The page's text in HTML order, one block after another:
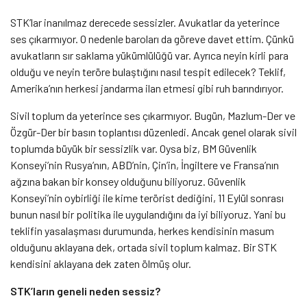
STK’lar inanılmaz derecede sessizler. Avukatlar da yeterince
ses çıkarmıyor. O nedenle baroları da göreve davet ettim. Çünkü
avukatların sır saklama yükümlülüğü var. Ayrıca neyin kirli para
olduğu ve neyin teröre bulaştığını nasıl tespit edilecek? Teklif,
Amerika’nın herkesi jandarma ilan etmesi gibi ruh barındırıyor.
Sivil toplum da yeterince ses çıkarmıyor. Bugün, Mazlum-Der ve
Özgür-Der bir basın toplantısı düzenledi. Ancak genel olarak sivil
toplumda büyük bir sessizlik var. Oysa biz, BM Güvenlik
Konseyi’nin Rusya’nın, ABD’nin, Çin’in, İngiltere ve Fransa’nın
ağzına bakan bir konsey olduğunu biliyoruz. Güvenlik
Konseyi’nin oybirliği ile kime terörist dediğini, 11 Eylül sonrası
bunun nasıl bir politika ile uygulandığını da iyi biliyoruz. Yani bu
teklifin yasalaşması durumunda, herkes kendisinin masum
olduğunu aklayana dek, ortada sivil toplum kalmaz. Bir STK
kendisini aklayana dek zaten ölmüş olur.
STK’ların geneli neden sessiz?